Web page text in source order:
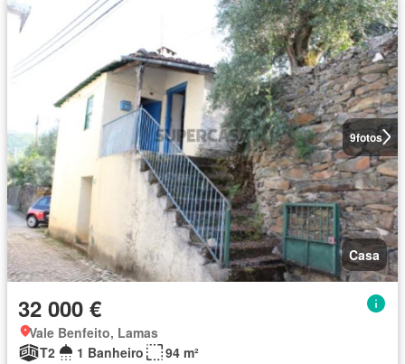
9fotos
Casa
32 000 €
Vale Benfeito, Lamas
T2
1 Banheiro 94 m²